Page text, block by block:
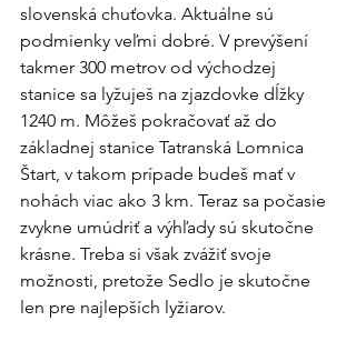
slovenská chuťovka. Aktuálne sú
podmienky veľmi dobré. V prevýšení
takmer 300 metrov od východzej
stanice sa lyžuješ na zjazdovke dĺžky
1240 m. Môžeš pokračovať až do
základnej stanice Tatranská Lomnica
Štart, v takom prípade budeš mať v
nohách viac ako 3 km. Teraz sa počasie
zvykne umúdriť a výhľady sú skutočne
krásne. Treba si však zvážiť svoje
možnosti, pretože Sedlo je skutočne
len pre najlepších lyžiarov.